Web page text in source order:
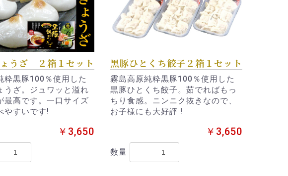
うざ ２箱１セット
粋黒豚100％使用した
うざ。ジュワッと溢れ
最高です。一口サイズ
やすいです!
￥3,650
黒豚ひとくち餃子２箱１セット
霧島高原純粋黒豚100％使用した
黒豚ひとくち餃子。茹でればもっ
ちり食感。ニンニク抜きなので、
お子様にも大好評 !
￥3,650
数量